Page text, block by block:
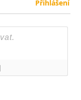
Přihlášení